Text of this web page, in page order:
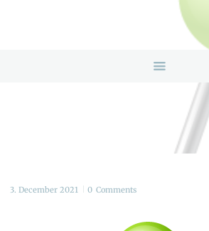
3. December 2021 0 Comments